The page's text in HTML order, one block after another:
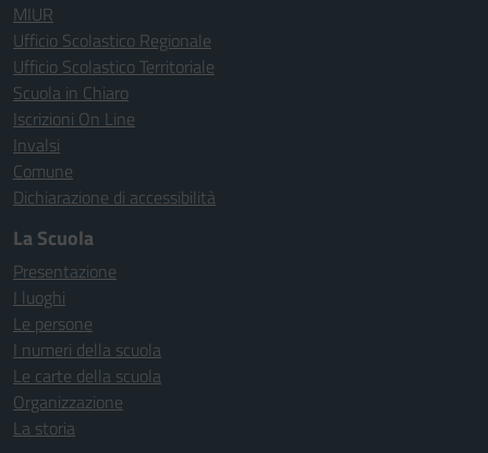
MIUR
Ufficio Scolastico Regionale
Ufficio Scolastico Territoriale
Scuola in Chiaro
Iscrizioni On Line
Invalsi
Comune
Dichiarazione di accessibilità
La Scuola
Presentazione
I luoghi
Le persone
I numeri della scuola
Le carte della scuola
Organizzazione
La storia